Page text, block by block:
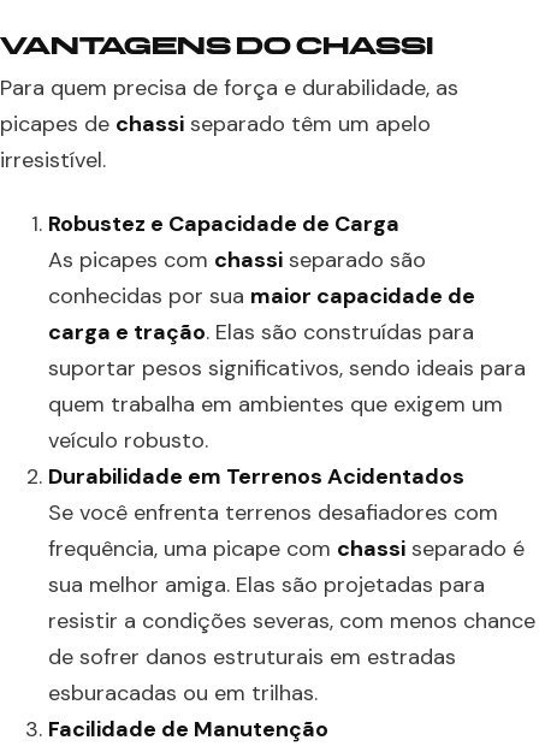
VANTAGENS DO CHASSI
Para quem precisa de força e durabilidade, as
picapes de chassi separado têm um apelo
irresistível.
Robustez e Capacidade de Carga
As picapes com chassi separado são
conhecidas por sua maior capacidade de
carga e tração. Elas são construídas para
suportar pesos significativos, sendo ideais para
quem trabalha em ambientes que exigem um
veículo robusto.
Durabilidade em Terrenos Acidentados
Se você enfrenta terrenos desafiadores com
frequência, uma picape com chassi separado é
sua melhor amiga. Elas são projetadas para
resistir a condições severas, com menos chance
de sofrer danos estruturais em estradas
esburacadas ou em trilhas.
Facilidade de Manutenção